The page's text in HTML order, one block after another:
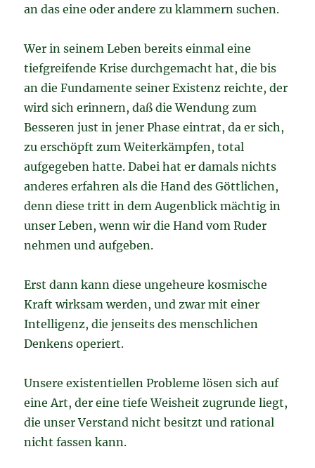
an das eine oder andere zu klammern suchen.
Wer in seinem Leben bereits einmal eine
tiefgreifende Krise durchgemacht hat, die bis
an die Fundamente seiner Existenz reichte, der
wird sich erinnern, daß die Wendung zum
Besseren just in jener Phase eintrat, da er sich,
zu erschöpft zum Weiterkämpfen, total
aufgegeben hatte. Dabei hat er damals nichts
anderes erfahren als die Hand des Göttlichen,
denn diese tritt in dem Augenblick mächtig in
unser Leben, wenn wir die Hand vom Ruder
nehmen und aufgeben.
Erst dann kann diese ungeheure kosmische
Kraft wirksam werden, und zwar mit einer
Intelligenz, die jenseits des menschlichen
Denkens operiert.
Unsere existentiellen Probleme lösen sich auf
eine Art, der eine tiefe Weisheit zugrunde liegt,
die unser Verstand nicht besitzt und rational
nicht fassen kann.